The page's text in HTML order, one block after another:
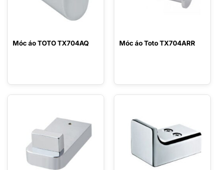
Móc áo TOTO TX704AQ Móc áo Toto TX704ARR